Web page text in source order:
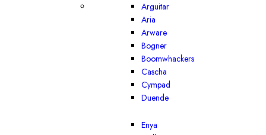
Arguitar
Aria
Arware
Bogner
Boomwhackers
Cascha
Cympad
Duende
Enya